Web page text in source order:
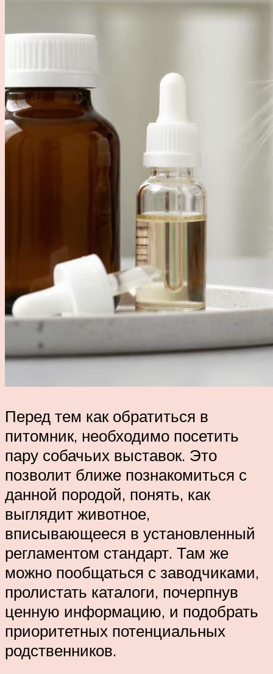
Перед тем как обратиться в
питомник, необходимо посетить
пару собачьих выставок. Это
позволит ближе познакомиться с
данной породой, понять, как
выглядит животное,
вписывающееся в установленный
регламентом стандарт. Там же
можно пообщаться с заводчиками,
пролистать каталоги, почерпнув
ценную информацию, и подобрать
приоритетных потенциальных
родственников.